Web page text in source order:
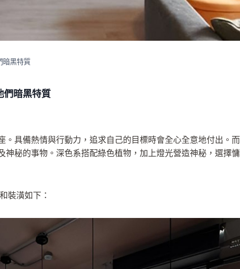
暗黑特質
們暗黑特質
具備熱情與行動力，追求自己的目標時會全心全意地付出。
秘的事物。深色系搭配綠色植物，加上燈光營造神秘，選擇
裝潢如下：